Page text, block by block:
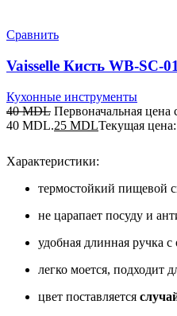
Сравнить
Vaisselle Кисть WB-SC-
Кухонные инструменты
40MDL Первоначальная цена
40 MDL.25 MDLТекущая
Характеристики:
термостойкий пищевой
не царапает посуду и
удобная длинная ручка
легко моется, подходит
цвет поставляется